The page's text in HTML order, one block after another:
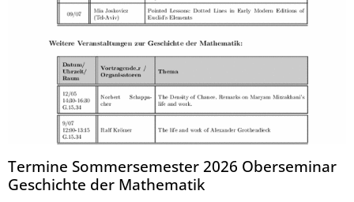
Termine Sommersemester 2026 Oberseminar
Geschichte der Mathematik